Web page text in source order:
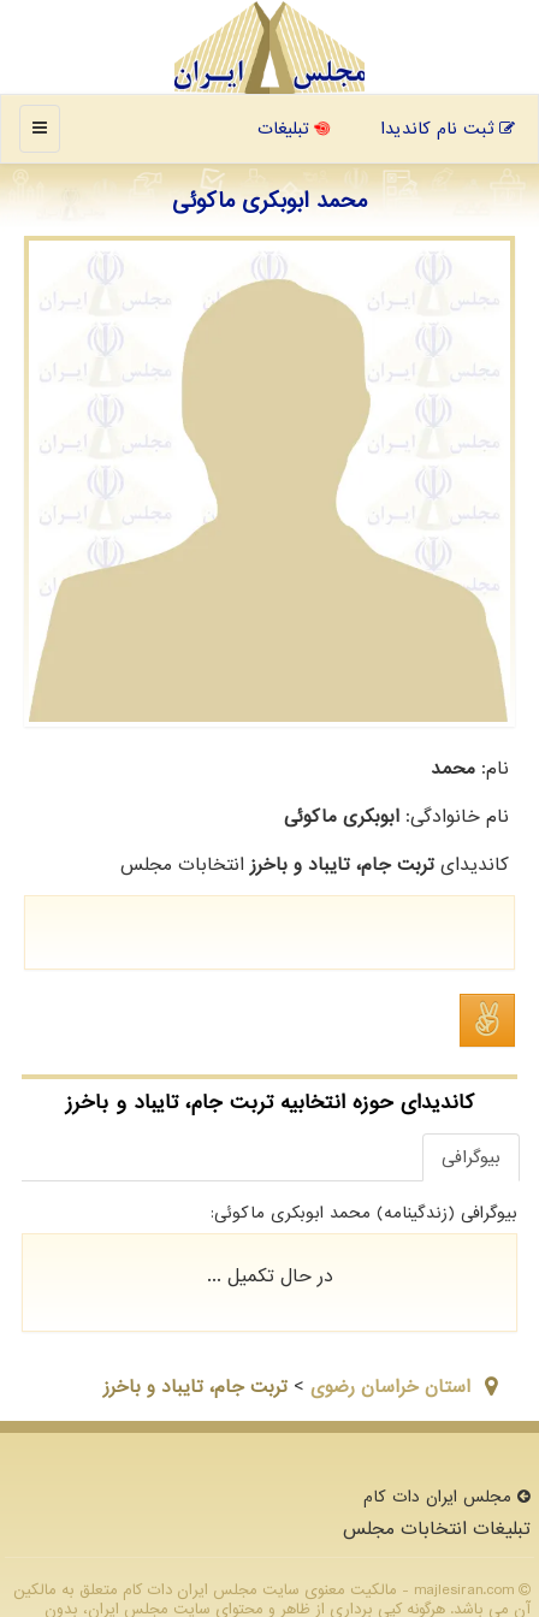
منو ثبت نام کاندیدا تبلیغات
ﻣﺤﻤﺪ اﺑﻮﺑﮑﺮی ﻣﺎﮐﻮﺋﯽ
نام: ﻣﺤﻤﺪ
نام خانوادگی: اﺑﻮﺑﮑﺮی ﻣﺎﮐﻮﺋﯽ
کاندیدای تربت جام، تایباد و باخرزانتخابات مجلس
کاندیدای حوزه انتخابیه تربت جام، تایباد و باخرز
بیوگرافی
بیوگرافی (زندگینامه) ﻣﺤﻤﺪ اﺑﻮﺑﮑﺮی ﻣﺎﮐﻮﺋﯽ:
در حال تکمیل ...
استان خراسان رضوي > تربت جام، تایباد و باخرز
مجلس ایران دات كام
تبلیغات انتخابات مجلس
majlesiran.com - مالکیت معنوی سایت مجلس ایران دات كام متعلق به مالکین
آن می باشد. هرگونه کپی برداری از ظاهر و محتوای سایت مجلس ایران، بدون